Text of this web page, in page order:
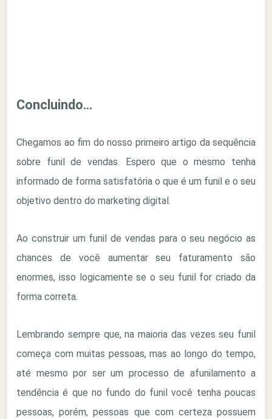
Concluindo…
Chegamos ao fim do nosso primeiro artigo da sequência
sobre funil de vendas. Espero que o mesmo tenha
informado de forma satisfatória o que é um funil e o seu
objetivo dentro do marketing digital.
Ao construir um funil de vendas para o seu negócio as
chances de você aumentar seu faturamento são
enormes, isso logicamente se o seu funil for criado da
forma correta.
Lembrando sempre que, na maioria das vezes seu funil
começa com muitas pessoas, mas ao longo do tempo,
até mesmo por ser um processo de afunilamento a
tendência é que no fundo do funil você tenha poucas
pessoas, porém, pessoas que com certeza possuem